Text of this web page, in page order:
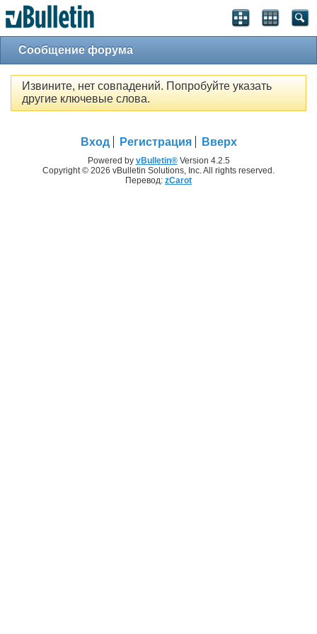
Сообщение форума
Извините, нет совпадений. Попробуйте указать
другие ключевые слова.
Вход Регистрация Вверх
Powered by vBulletin®Version 4.2.5
Copyright © 2026 vBulletin Solutions, Inc. All rights reserved.
Перевод: zCarot